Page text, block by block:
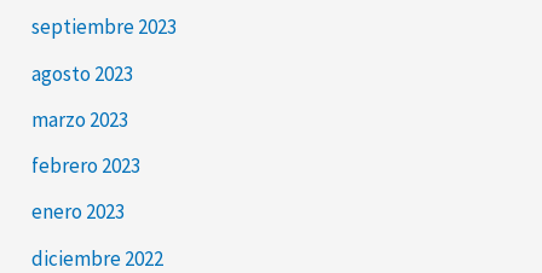
septiembre 2023
agosto 2023
marzo 2023
febrero 2023
enero 2023
diciembre 2022